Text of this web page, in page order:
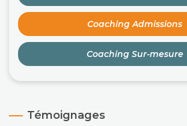
Coaching Admissions
Coaching Sur-mesure
Témoignages